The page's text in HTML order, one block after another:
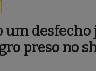
um desfecho
preso no